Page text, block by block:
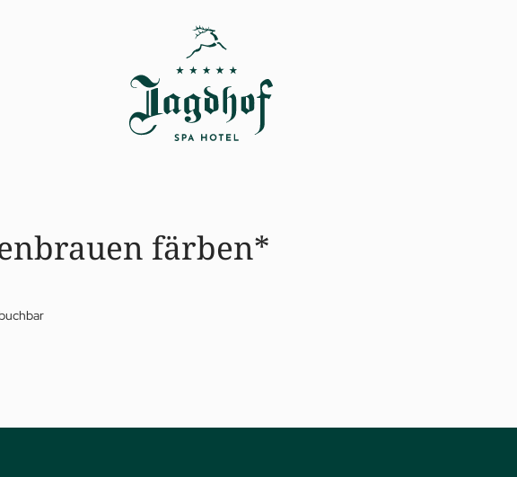
färben*